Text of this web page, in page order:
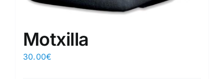
Motxilla
30.00€